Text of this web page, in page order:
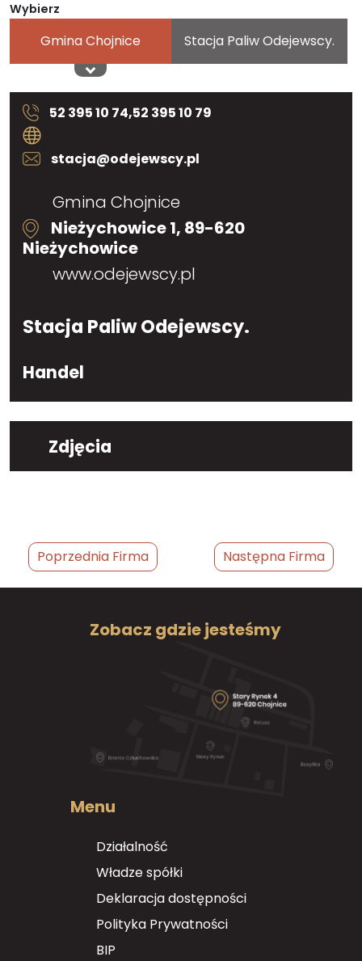
Wybierz
Gmina Chojnice Stacja Paliw Odejewscy.
52 395 10 74,52 395 10 79
stacja@odejewscy.pl
Gmina Chojnice
Nieżychowice 1, 89-620
Nieżychowice
www.odejewscy.pl
Stacja Paliw Odejewscy.
Handel
Zdjęcia
Poprzednia Firma Następna Firma
Zobacz gdzie jesteśmy
Menu
Działalność
Władze spółki
Deklaracja dostępności
Polityka Prywatności
BIP